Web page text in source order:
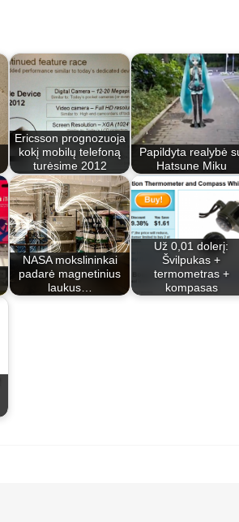
Ericsson prognozuoja
kokį mobilų telefoną
turėsime 2012
Papildyta realybė
Hatsune Miku
NASA mokslininkai
padarė magnetinius
laukus…
Už 0,01 dolerį:
Švilpukas +
termometras +
kompasas